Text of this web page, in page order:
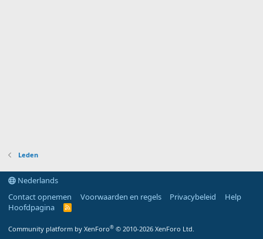
Leden
Nederlands
Contact opnemen
Voorwaarden en regels Privacybeleid
Help
Hoofdpagina
R
Community platform by XenForo® © 2010-2026 XenForo Ltd.